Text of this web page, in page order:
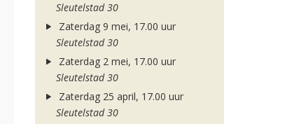
Sleutelstad 30
Zaterdag 9 mei, 17.00 uur
Sleutelstad 30
Zaterdag 2 mei, 17.00 uur
Sleutelstad 30
Zaterdag 25 april, 17.00 uur
Sleutelstad 30